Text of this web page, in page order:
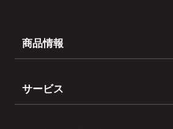
商品情報
サービス